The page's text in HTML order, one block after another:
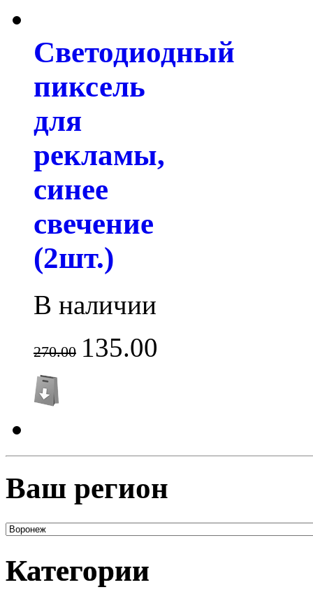
Светодиодный
пиксель
для
рекламы,
синее
свечение
(2шт.)
В наличии
270.00 135.00
Ваш регион
Категории